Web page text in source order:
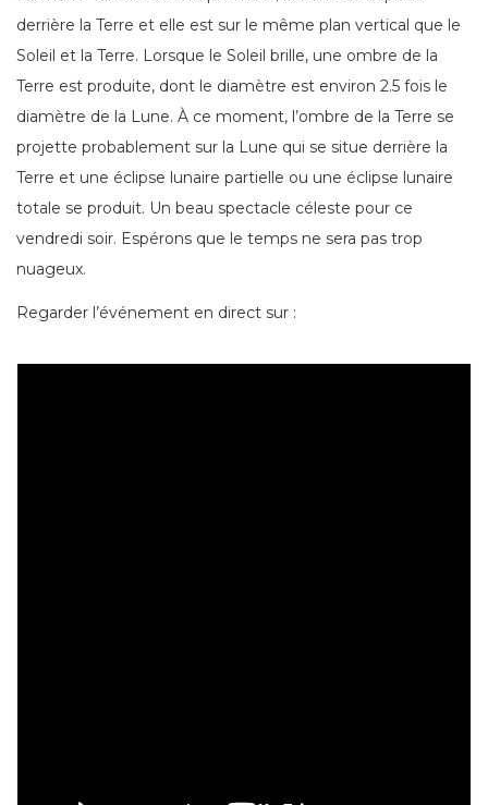
derrière la Terre et elle est sur le même plan vertical que le
Soleil et la Terre. Lorsque le Soleil brille, une ombre de la
Terre est produite, dont le diamètre est environ 2.5 fois le
diamètre de la Lune. À ce moment, l’ombre de la Terre se
projette probablement sur la Lune qui se situe derrière la
Terre et une éclipse lunaire partielle ou une éclipse lunaire
totale se produit. Un beau spectacle céleste pour ce
vendredi soir. Espérons que le temps ne sera pas trop
nuageux.
Regarder l’événement en direct sur :